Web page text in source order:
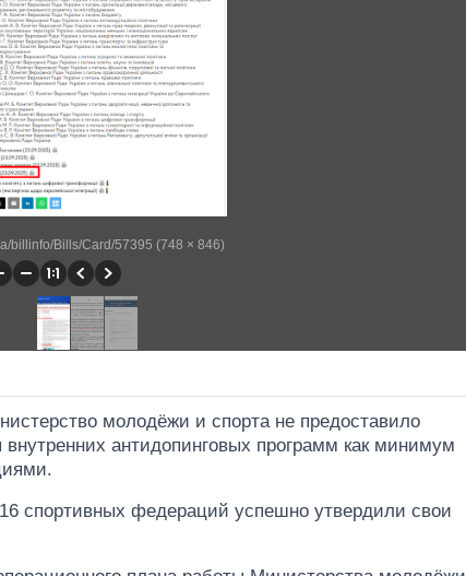
billinfo/Bills/Card/57395 (748 × 846)
молодёжи и спорта не предоставило
антидопинговых программ как минимум
спортивных федераций успешно утвердили свои